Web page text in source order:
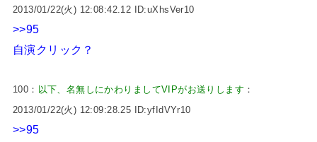
2013/01/22(火) 12:08:42.12 ID:uXhsVer10
>>95
自演クリック？
100： 以下、名無しにかわりましてVIPがお送りします ：
2013/01/22(火) 12:09:28.25 ID:yfIdVYr10
>>95